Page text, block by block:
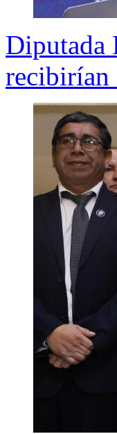
Diputada
recibirían